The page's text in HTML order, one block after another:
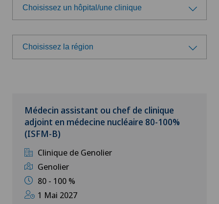
Administration
Direction
Médecin independant
Médical
Service aux Patients
Choisissez un hôpital/une clinique
Choisissez un hôpital/une clinique
Swiss Medical Network
Ärztezentrum Oerlikon
Ärztezentrum Siloah Liebefeld
Ärztezentrum Siloah Murten
Ärztezentrum Solothurn
Choisissez la région
Tessin
Suisse alémanique
Médecin assistant ou chef de clinique
adjoint en médecine nucléaire 80-100%
(ISFM-B)
Clinique de Genolier
Genolier
80 - 100 %
1 Mai 2027